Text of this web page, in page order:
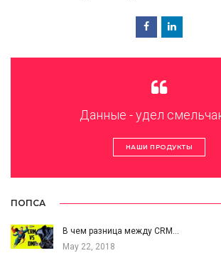
Данные - удел
НАШИ ПРОДУКТЫ
ПОПСА
В чем разница между CRM…
May 22, 2018